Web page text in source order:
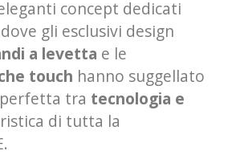
concept dedicati
gli esclusivi design
a levetta e le
touch hanno suggellato
tra tecnologia e
di tutta la